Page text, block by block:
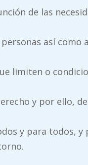
de las
así como
limiten o
y por ello,
y para todos, y